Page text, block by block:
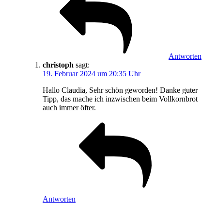
Antworten
christoph sagt:
19. Februar 2024 um 20:35 Uhr
Hallo Claudia, Sehr schön geworden! Danke guter
Tipp, das mache ich inzwischen beim Vollkornbrot
auch immer öfter.
Antworten